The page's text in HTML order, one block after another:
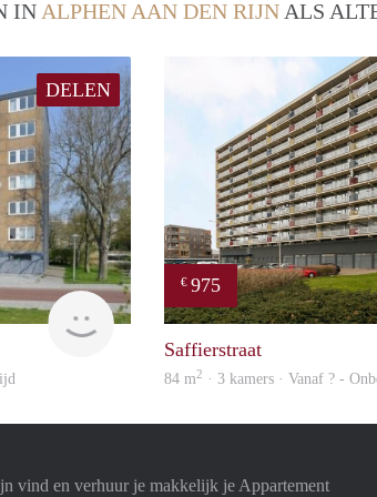
IN ALPHEN AAN DEN RIJN ALS
DELEN
finder
€ 975
Saffierstraat
84 m2 · 3 kamers · Vanaf ? -
vind en verhuur je makkelijk je Appartement